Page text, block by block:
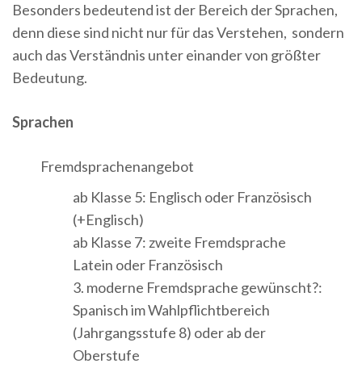
Besonders bedeutend ist der Bereich der Sprachen,
denn diese sind nicht nur für das Verstehen, sondern
auch das Verständnis unter einander von größter
Bedeutung.
Sprachen
Fremdsprachenangebot
ab Klasse 5: Englisch oder Französisch
(+Englisch)
ab Klasse 7: zweite Fremdsprache
Latein oder Französisch
3. moderne Fremdsprache gewünscht?:
Spanisch im Wahlpflichtbereich
(Jahrgangsstufe 8) oder ab der
Oberstufe